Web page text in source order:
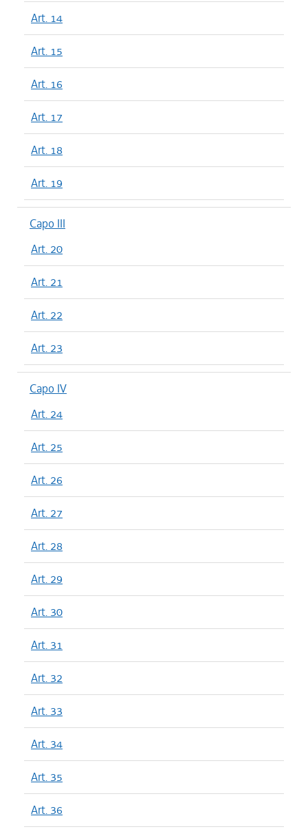
Art. 14
Art. 15
Art. 16
Art. 17
Art. 18
Art. 19
Capo III
Art. 20
Art. 21
Art. 22
Art. 23
Capo IV
Art. 24
Art. 25
Art. 26
Art. 27
Art. 28
Art. 29
Art. 30
Art. 31
Art. 32
Art. 33
Art. 34
Art. 35
Art. 36